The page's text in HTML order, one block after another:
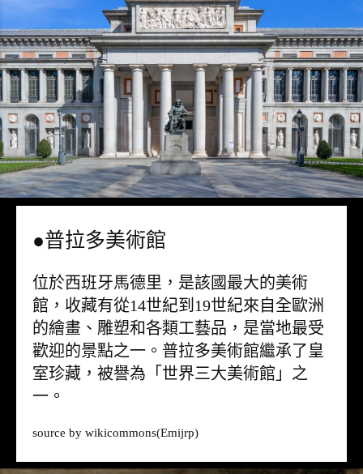
●普拉多美術館
位於西班牙馬德里，是該國最大的美術
館，收藏有從14世紀到19世紀來自全歐洲
的繪畫、雕塑和各類工藝品，是當地最受
歡迎的景點之一。普拉多美術館繼承了皇
室珍藏，被譽為「世界三大美術館」之
一。
source by wikicommons(Emijrp)